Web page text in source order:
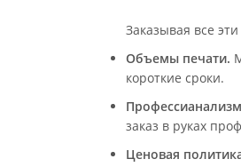
Заказывая все
Объемы печати.
короткие сроки.
заказ в руках
Ценовая